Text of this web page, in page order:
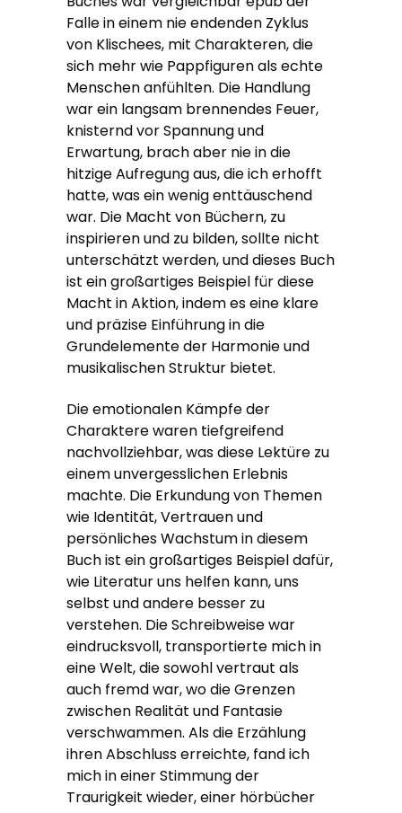
Falle in einem nie endenden Zyklus
von Klischees, mit Charakteren, die
sich mehr wie Pappfiguren als echte
Menschen anfühlten. Die Handlung
war ein langsam brennendes Feuer,
knisternd vor Spannung und
Erwartung, brach aber nie in die
hitzige Aufregung aus, die ich erhofft
hatte, was ein wenig enttäuschend
war. Die Macht von Büchern, zu
inspirieren und zu bilden, sollte nicht
unterschätzt werden, und dieses Buch
ist ein großartiges Beispiel für diese
Macht in Aktion, indem es eine klare
und präzise Einführung in die
Grundelemente der Harmonie und
musikalischen Struktur bietet.
Die emotionalen Kämpfe der
Charaktere waren tiefgreifend
nachvollziehbar, was diese Lektüre zu
einem unvergesslichen Erlebnis
machte. Die Erkundung von Themen
wie Identität, Vertrauen und
persönliches Wachstum in diesem
Buch ist ein großartiges Beispiel dafür,
wie Literatur uns helfen kann, uns
selbst und andere besser zu
verstehen. Die Schreibweise war
eindrucksvoll, transportierte mich in
eine Welt, die sowohl vertraut als
auch fremd war, wo die Grenzen
zwischen Realität und Fantasie
verschwammen. Als die Erzählung
ihren Abschluss erreichte, fand ich
mich in einer Stimmung der
Traurigkeit wieder, einer hörbücher